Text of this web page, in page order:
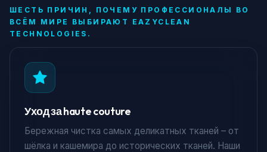
ШЕСТЬ ПРИЧИН, ПОЧЕМУ ПРОФЕССИОНАЛЫ ВО
ВСЁМ МИРЕ ВЫБИРАЮТ EAZYCLEAN
TECHNOLOGIES.
Уход за haute couture
Бережная чистка самых деликатных тканей – от
шёлка и кашемира до исторических тканей. Наши